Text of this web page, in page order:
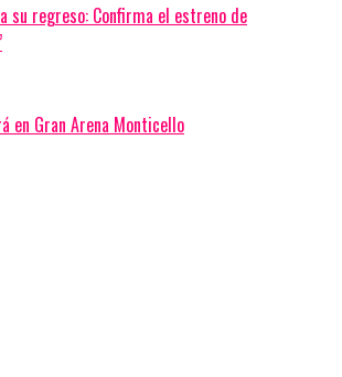
su regreso: Confirma el estreno de
en Gran Arena Monticello